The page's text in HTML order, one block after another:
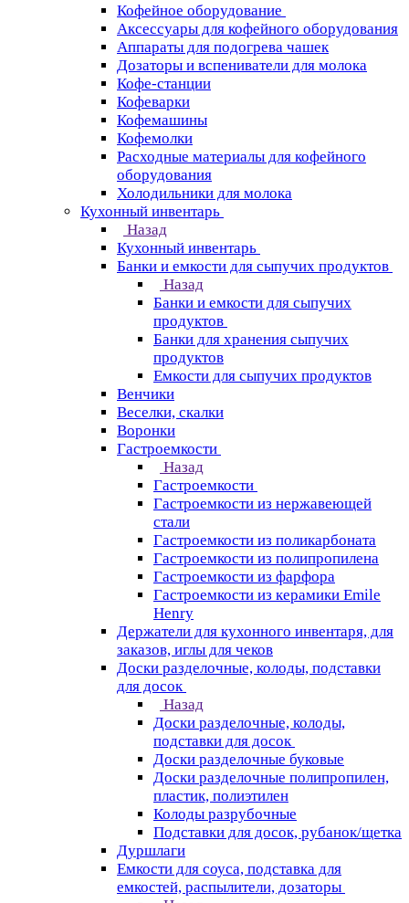
Кофейное оборудование
Аксессуары для кофейного оборудования
Аппараты для подогрева чашек
Дозаторы и вспениватели для молока
Кофе-станции
Кофеварки
Кофемашины
Кофемолки
Расходные материалы для кофейного
оборудования
Холодильники для молока
Кухонный инвентарь
Назад
Кухонный инвентарь
Банки и емкости для сыпучих продуктов
Назад
Банки и емкости для сыпучих
продуктов
Банки для хранения сыпучих
продуктов
Емкости для сыпучих продуктов
Венчики
Веселки, скалки
Воронки
Гастроемкости
Назад
Гастроемкости
Гастроемкости из нержавеющей
стали
Гастроемкости из поликарбоната
Гастроемкости из полипропилена
Гастроемкости из фарфора
Гастроемкости из керамики Emile
Henry
Держатели для кухонного инвентаря, для
заказов, иглы для чеков
Доски разделочные, колоды, подставки
для досок
Назад
Доски разделочные, колоды,
подставки для досок
Доски разделочные буковые
Доски разделочные полипропилен,
пластик, полиэтилен
Колоды разрубочные
Подставки для досок, рубанок/щетка
Дуршлаги
Емкости для соуса, подставка для
емкостей, распылители, дозаторы